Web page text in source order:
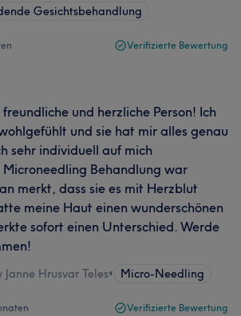
Gesichtsbehandlung
Verifizierte Bewertung
und herzliche Person! Ich
und sie hat mir alles genau
sehr individuell auf mich
Behandlung war
merkt, dass sie es mit Herzblut
meine Haut einen wunderschönen
sofort einen Unterschied. Werde
Hrusvar Teles• Micro-Needling
Verifizierte Bewertung